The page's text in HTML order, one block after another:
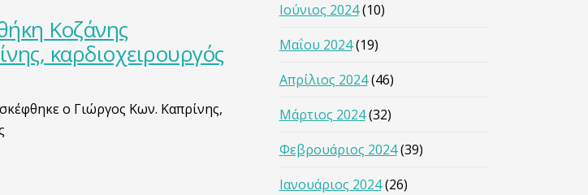
Κοζάνης
καρδιοχειρουργός
o Γιώργος Κων. Καπρίνης,
Ιούνιος 2024(10)
Μαΐου 2024(19)
Απρίλιος 2024(46)
Μάρτιος 2024(32)
Φεβρουάριος 2024(39)
Ιανουάριος 2024(26)